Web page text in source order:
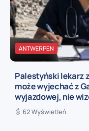
ANTWERPEN
Palestyński lekarz
może wyjechać z
wyjazdowej, nie
62 Wyświetleń